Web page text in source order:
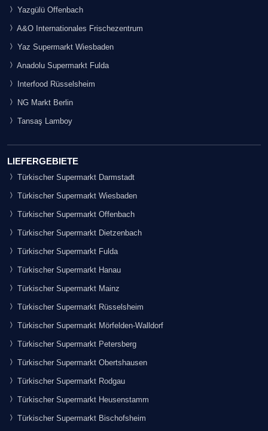
Yazgülü Offenbach
A&O Internationales Frischezentrum
Yaz Supermarkt Wiesbaden
Anadolu Supermarkt Fulda
Interfood Rüsselsheim
NG Markt Berlin
Tansaş Lamboy
LIEFERGEBIETE
Türkischer Supermarkt Darmstadt
Türkischer Supermarkt Wiesbaden
Türkischer Supermarkt Offenbach
Türkischer Supermarkt Dietzenbach
Türkischer Supermarkt Fulda
Türkischer Supermarkt Hanau
Türkischer Supermarkt Mainz
Türkischer Supermarkt Rüsselsheim
Türkischer Supermarkt Mörfelden-Walldorf
Türkischer Supermarkt Petersberg
Türkischer Supermarkt Obertshausen
Türkischer Supermarkt Rodgau
Türkischer Supermarkt Heusenstamm
Türkischer Supermarkt Bischofsheim